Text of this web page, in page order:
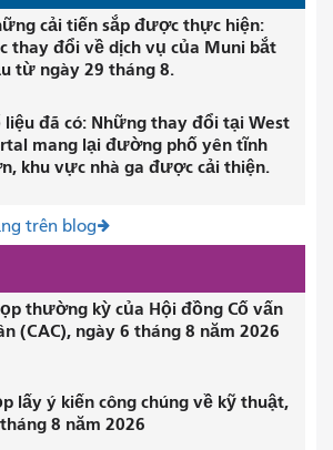
cải tiến sắp được thực hiện:
thay đổi về dịch vụ của Muni bắt
từ ngày 29 tháng 8.
liệu đã có: Những thay đổi tại West
mang lại đường phố yên tĩnh
khu vực nhà ga được cải thiện.
trên blog
thường kỳ của Hội đồng Cố vấn
(CAC), ngày 6 tháng 8 năm 2026
lấy ý kiến ​​công chúng về kỹ thuật,
8 năm 2026